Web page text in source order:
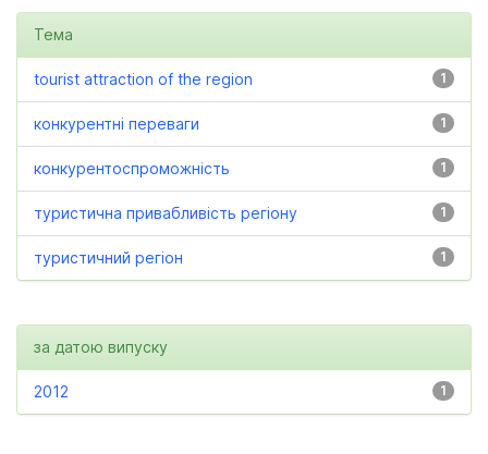
Тема
1
tourist attraction of the region
1
конкурентні переваги
1
конкурентоспроможність
1
туристична привабливість регіону
1
туристичний регіон
за датою випуску
1
2012